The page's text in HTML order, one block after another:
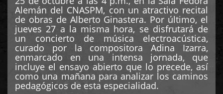
Alemán del CNASPM, con un atractivo recital
de obras de Alberto Ginastera. Por último, el
jueves 27 a la misma hora, se disfrutará de
un concierto de música electroacústica,
curado por la compositora Adina Izarra,
enmarcado en una intensa jornada, que
incluye el ensayo abierto que lo precede, así
como una mañana para analizar los caminos
pedagógicos de esta especialidad.